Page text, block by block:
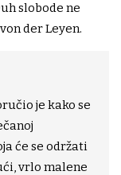
slobode ne
der Leyen.
je kako se
će se održati
vrlo malene